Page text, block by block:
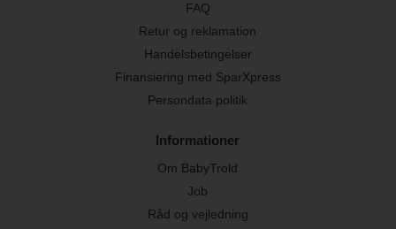
FAQ
Retur og reklamation
Handelsbetingelser
Finansiering med SparXpress
Persondata politik
Informationer
Om BabyTrold
Job
Råd og vejledning